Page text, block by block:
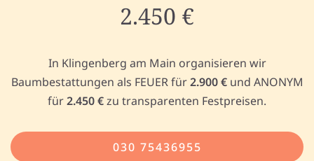
2.450 €
In Klingenberg am Main organisieren wir
Baumbestattungen als FEUER für2.900 €und ANONYM
für2.450 €zu transparenten Festpreisen.
030 75436955